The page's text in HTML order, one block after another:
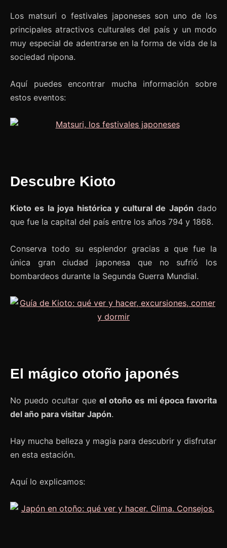
Los matsuri o festivales japoneses son uno de los
principales atractivos culturales del país y un modo
muy especial de adentrarse en la forma de vida de la
sociedad nipona.
Aquí puedes encontrar mucha información sobre
estos eventos:
Descubre Kioto
Kioto es la joya histórica y cultural de Japón dado
que fue la capital del país entre los años 794 y 1868.
Conserva todo su esplendor gracias a que fue la
única gran ciudad japonesa que no sufrió los
bombardeos durante la Segunda Guerra Mundial.
El mágico otoño japonés
No puedo ocultar que el otoño es mi época favorita
del año para visitar Japón.
Hay mucha belleza y magia para descubrir y disfrutar
en esta estación.
Aquí lo explicamos: